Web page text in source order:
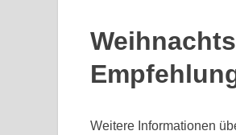
Weitere Informationen